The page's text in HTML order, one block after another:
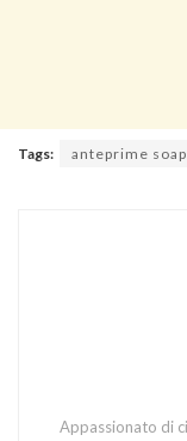
Tags: anteprime soap
Appassionato di